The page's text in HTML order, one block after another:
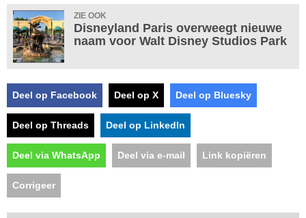
ZIE OOK
Disneyland Paris overweegt nieuwe
naam voor Walt Disney Studios Park
Deel op Facebook Deel op X Deel op Bluesky
Deel op Threads Deel op LinkedIn
Deel via WhatsApp Deel via e-mail Link kopiëren
Corrigeer